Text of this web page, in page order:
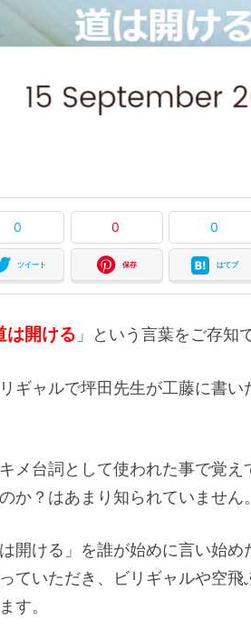
0
ツイート
0
保存
0
はてブ
は開ける 」という言葉をご存知
ギャルで坪田先生が工藤に書
メ台詞として使われた事で覚え
か？はあまり知られていません。
開ける」を誰が始めに言い始
ていただき、ビリギャルや空飛
す。